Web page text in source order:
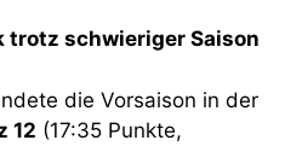
trotz schwieriger Saison
die Vorsaison in der
12 (17:35 Punkte,